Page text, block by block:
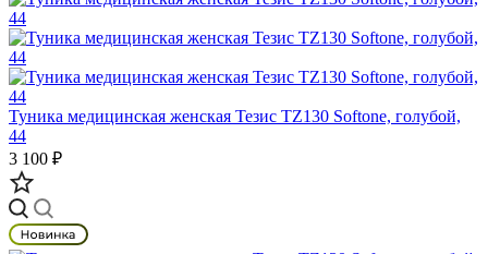
Туника медицинская женская Тезис TZ130 Softone, голубой,
44
3 100 ₽